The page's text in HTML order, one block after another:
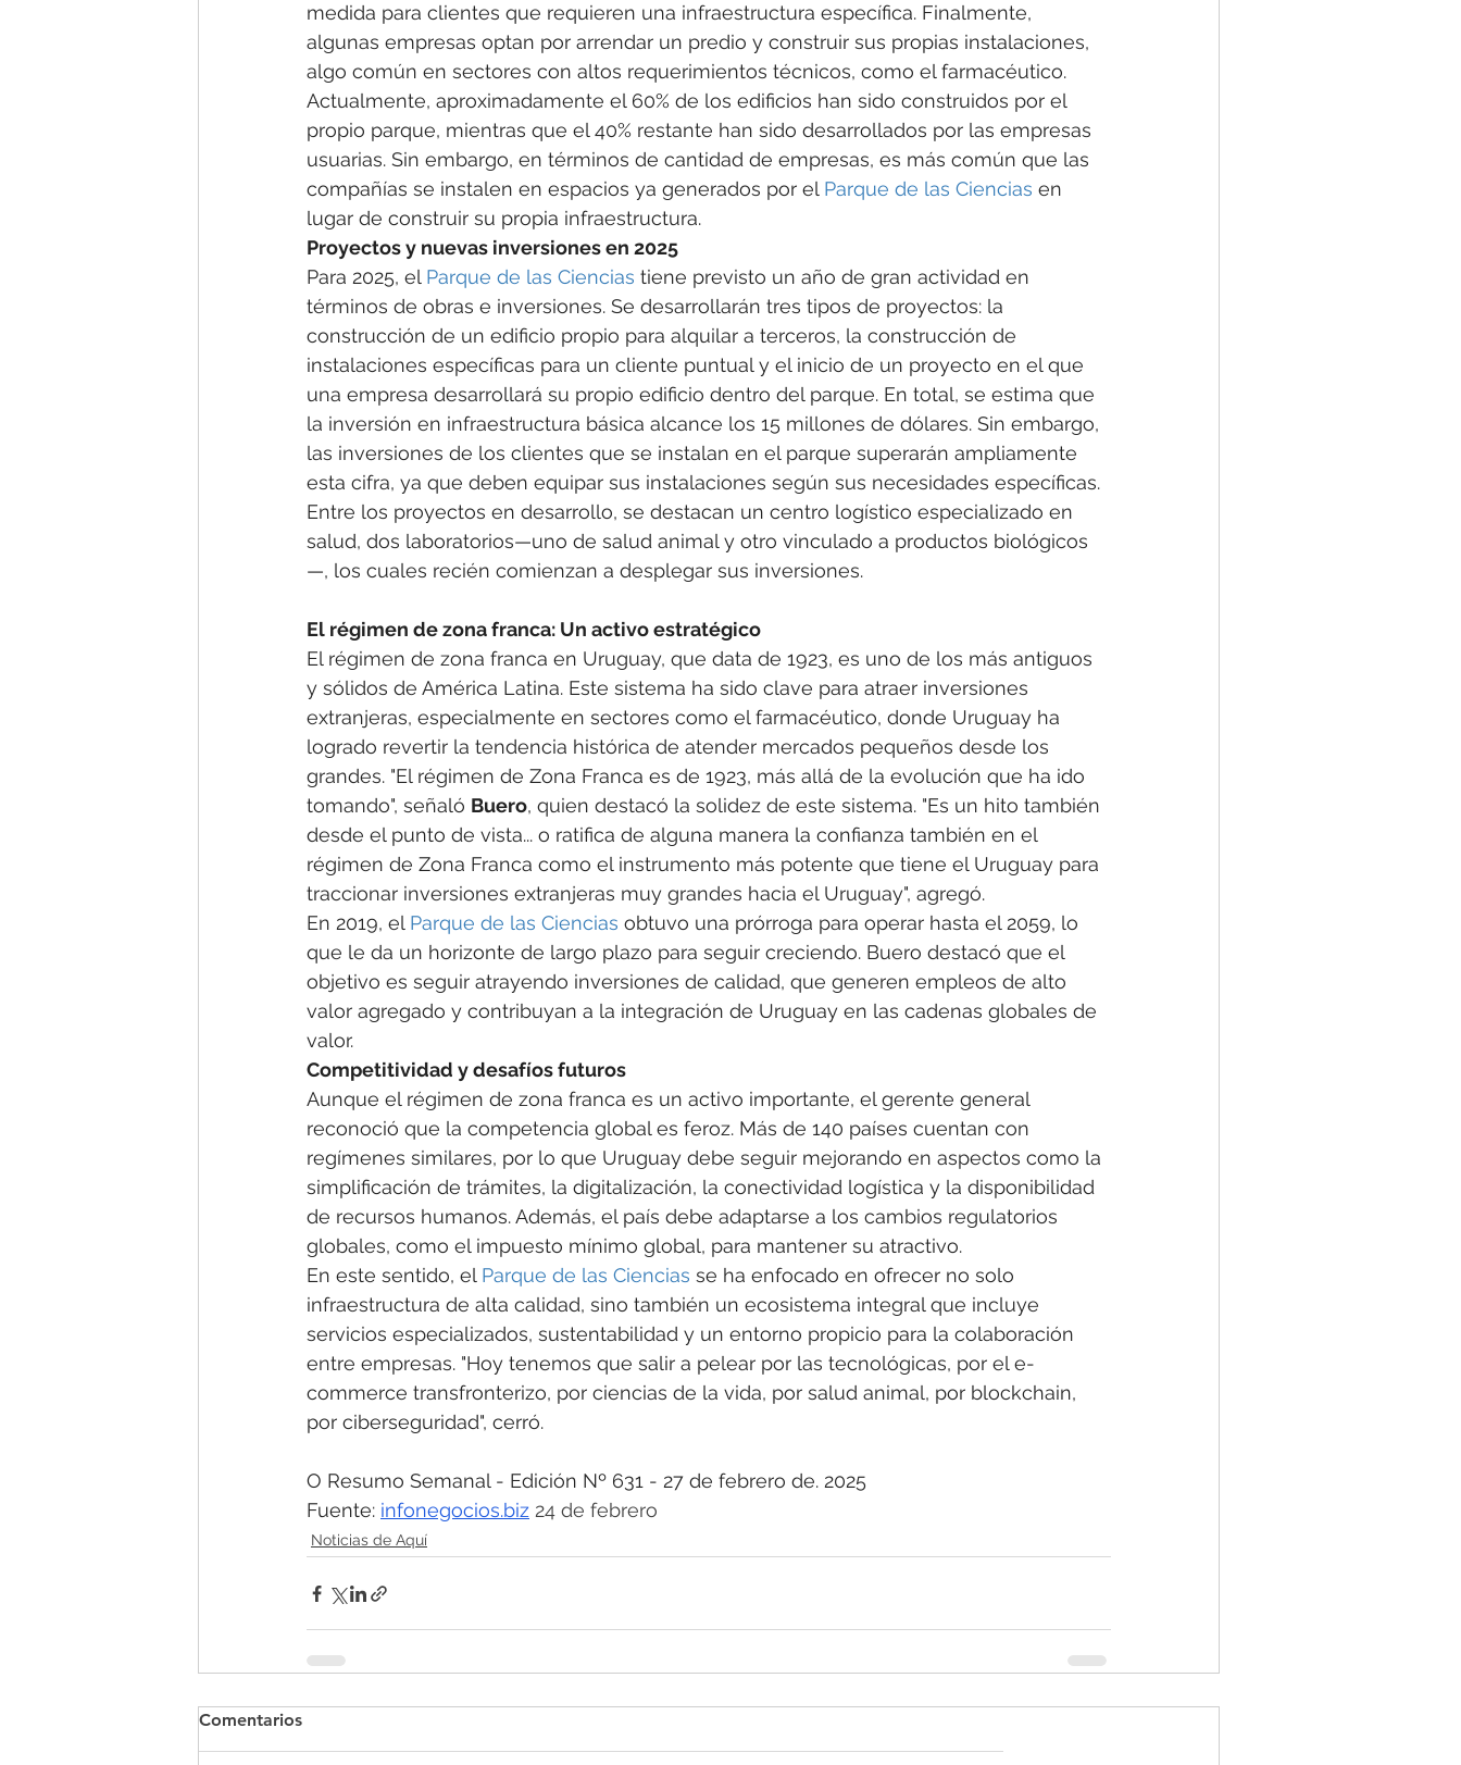
medida para clientes que requieren una infraestructura específica. Finalmente,
algunas empresas optan por arrendar un predio y construir sus propias instalaciones,
algo común en sectores con altos requerimientos técnicos, como el farmacéutico.
Actualmente, aproximadamente el 60% de los edificios han sido construidos por el
propio parque, mientras que el 40% restante han sido desarrollados por las empresas
usuarias. Sin embargo, en términos de cantidad de empresas, es más común que las
compañías se instalen en espacios ya generados por el Parque de las Ciencias en
lugar de construir su propia infraestructura.
Proyectos y nuevas inversiones en 2025
Para 2025, el Parque de las Ciencias tiene previsto un año de gran actividad en
términos de obras e inversiones. Se desarrollarán tres tipos de proyectos: la
construcción de un edificio propio para alquilar a terceros, la construcción de
instalaciones específicas para un cliente puntual y el inicio de un proyecto en el que
una empresa desarrollará su propio edificio dentro del parque. En total, se estima que
la inversión en infraestructura básica alcance los 15 millones de dólares. Sin embargo,
las inversiones de los clientes que se instalan en el parque superarán ampliamente
esta cifra, ya que deben equipar sus instalaciones según sus necesidades específicas.
Entre los proyectos en desarrollo, se destacan un centro logístico especializado en
salud, dos laboratorios—uno de salud animal y otro vinculado a productos biológicos
—, los cuales recién comienzan a desplegar sus inversiones.
El régimen de zona franca: Un activo estratégico
El régimen de zona franca en Uruguay, que data de 1923, es uno de los más antiguos
y sólidos de América Latina. Este sistema ha sido clave para atraer inversiones
extranjeras, especialmente en sectores como el farmacéutico, donde Uruguay ha
logrado revertir la tendencia histórica de atender mercados pequeños desde los
grandes. "El régimen de Zona Franca es de 1923, más allá de la evolución que ha ido
tomando", señaló Buero, quien destacó la solidez de este sistema. "Es un hito también
desde el punto de vista... o ratifica de alguna manera la confianza también en el
régimen de Zona Franca como el instrumento más potente que tiene el Uruguay para
traccionar inversiones extranjeras muy grandes hacia el Uruguay", agregó.
En 2019, el Parque de las Ciencias obtuvo una prórroga para operar hasta el 2059, lo
que le da un horizonte de largo plazo para seguir creciendo. Buero destacó que el
objetivo es seguir atrayendo inversiones de calidad, que generen empleos de alto
valor agregado y contribuyan a la integración de Uruguay en las cadenas globales de
valor.
Competitividad y desafíos futuros
Aunque el régimen de zona franca es un activo importante, el gerente general
reconoció que la competencia global es feroz. Más de 140 países cuentan con
regímenes similares, por lo que Uruguay debe seguir mejorando en aspectos como la
simplificación de trámites, la digitalización, la conectividad logística y la disponibilidad
de recursos humanos. Además, el país debe adaptarse a los cambios regulatorios
globales, como el impuesto mínimo global, para mantener su atractivo.
En este sentido, el Parque de las Ciencias se ha enfocado en ofrecer no solo
infraestructura de alta calidad, sino también un ecosistema integral que incluye
servicios especializados, sustentabilidad y un entorno propicio para la colaboración
entre empresas. "Hoy tenemos que salir a pelear por las tecnológicas, por el e-
commerce transfronterizo, por ciencias de la vida, por salud animal, por blockchain,
por ciberseguridad", cerró.
O Resumo Semanal - Edición Nº 631 - 27 de febrero de. 2025
Fuente: infonegocios.biz 24 de febrero
Noticias de Aquí
Comentarios